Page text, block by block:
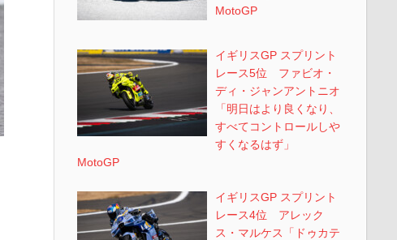
MotoGP
イギリスGP スプリント
レース5位 ファビオ・
ディ・ジャンアントニオ
「明日はより良くなり、
すべてコントロールしや
すくなるはず」
MotoGP
イギリスGP スプリント
レース4位 アレック
ス・マルケス「ドゥカテ